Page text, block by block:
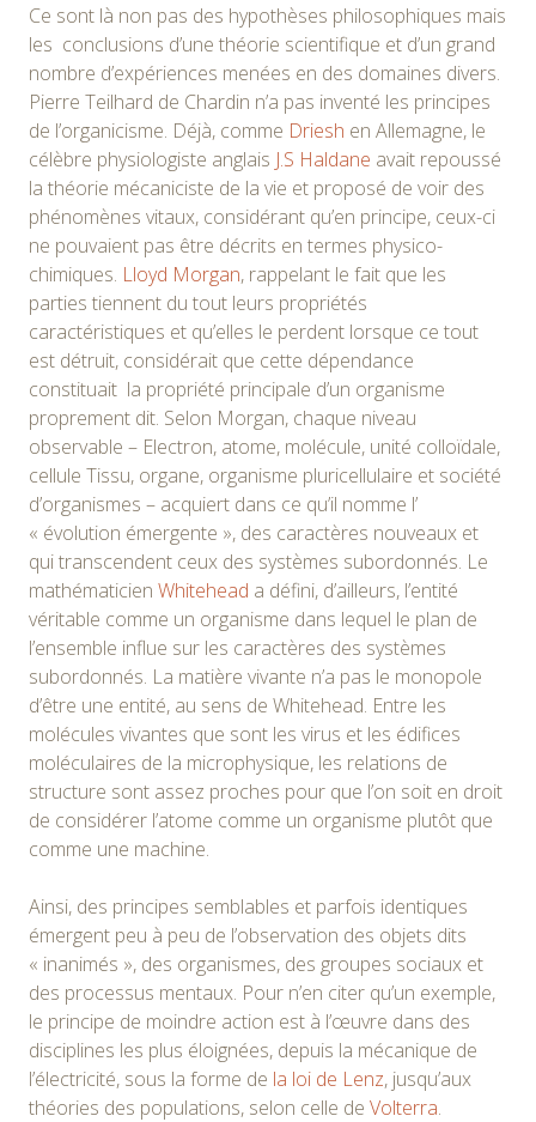
Ce sont là non pas des hypothèses philosophiques mais
les conclusions d’une théorie scientifique et d’un grand
nombre d’expériences menées en des domaines divers.
Pierre Teilhard de Chardin n’a pas inventé les principes
de l’organicisme. Déjà, comme Driesh en Allemagne, le
célèbre physiologiste anglais J.S Haldane avait repoussé
la théorie mécaniciste de la vie et proposé de voir des
phénomènes vitaux, considérant qu’en principe, ceux-ci
ne pouvaient pas être décrits en termes physico-
chimiques. Lloyd Morgan, rappelant le fait que les
parties tiennent du tout leurs propriétés
caractéristiques et qu’elles le perdent lorsque ce tout
est détruit, considérait que cette dépendance
constituait la propriété principale d’un organisme
proprement dit. Selon Morgan, chaque niveau
observable – Electron, atome, molécule, unité colloïdale,
cellule Tissu, organe, organisme pluricellulaire et société
d’organismes – acquiert dans ce qu’il nomme l’
« évolution émergente », des caractères nouveaux et
qui transcendent ceux des systèmes subordonnés. Le
mathématicien Whitehead a défini, d’ailleurs, l’entité
véritable comme un organisme dans lequel le plan de
l’ensemble influe sur les caractères des systèmes
subordonnés. La matière vivante n’a pas le monopole
d’être une entité, au sens de Whitehead. Entre les
molécules vivantes que sont les virus et les édifices
moléculaires de la microphysique, les relations de
structure sont assez proches pour que l’on soit en droit
de considérer l’atome comme un organisme plutôt que
comme une machine.
Ainsi, des principes semblables et parfois identiques
émergent peu à peu de l’observation des objets dits
« inanimés », des organismes, des groupes sociaux et
des processus mentaux. Pour n’en citer qu’un exemple,
le principe de moindre action est à l’œuvre dans des
disciplines les plus éloignées, depuis la mécanique de
l’électricité, sous la forme de la loi de Lenz, jusqu’aux
théories des populations, selon celle de Volterra.